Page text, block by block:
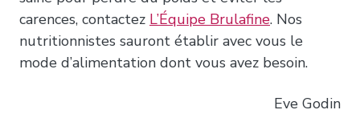
carences, contactez L’Équipe Brulafine. Nos
nutritionnistes sauront établir avec vous le
mode d’alimentation dont vous avez besoin.
Eve Godin